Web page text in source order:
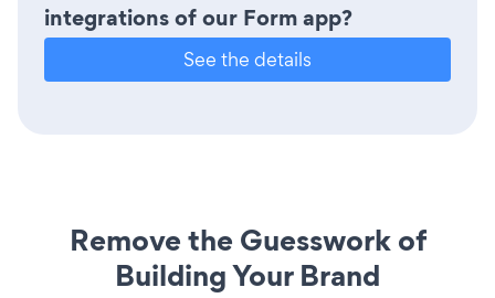
integrations of our Form app?
See the details
Remove the Guesswork of
Building Your Brand